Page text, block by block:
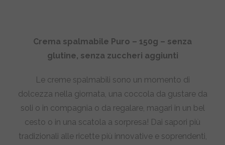
Crema spalmabile Puro – 150g – senza
glutine, senza zuccheri aggiunti
Le creme spalmabili sono un momento di
dolcezza nella giornata, una coccola da gustare da
soli o in compagnia o da regalare, magari in un bel
cesto o in una scatola a sorpresa! Dai sapori più
tradizionali alle ricette più innovative e soprendenti,